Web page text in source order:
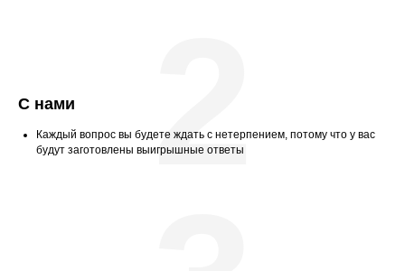
С нами
Каждый вопрос вы будете ждать с нетерпением, потому что у вас
будут заготовлены выигрышные ответы
2